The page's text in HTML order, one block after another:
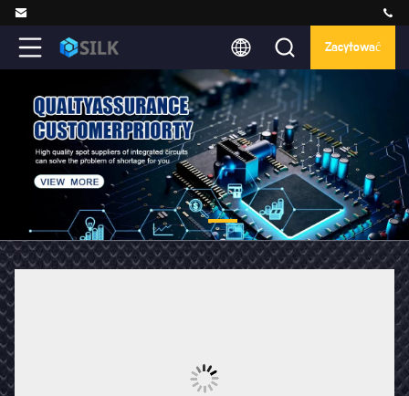
Zacytować